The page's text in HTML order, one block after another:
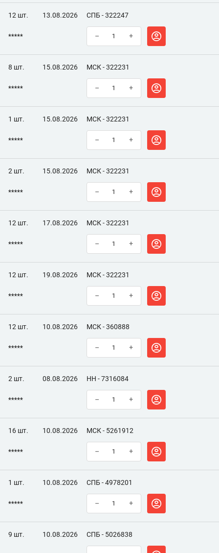
12 шт. 13.08.2026 СПБ - 322247
***** – +
8 шт. 15.08.2026 МСК - 322231
***** – +
1 шт. 15.08.2026 МСК - 322231
***** – +
2 шт. 15.08.2026 МСК - 322231
***** – +
12 шт. 17.08.2026 МСК - 322231
***** – +
12 шт. 19.08.2026 МСК - 322231
***** – +
12 шт. 10.08.2026 МСК - 360888
***** – +
2 шт. 08.08.2026 НН - 7316084
***** – +
16 шт. 10.08.2026 МСК - 5261912
***** – +
1 шт. 10.08.2026 СПБ - 4978201
***** – +
9 шт. 10.08.2026 СПБ - 5026838